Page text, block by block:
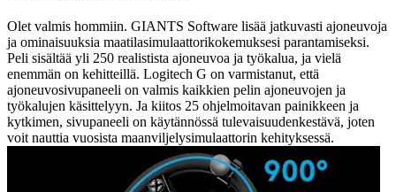
Olet valmis hommiin. GIANTS Software lisää jatkuvasti ajoneuvoja
ja ominaisuuksia maatilasimulaattorikokemuksesi parantamiseksi.
Peli sisältää yli 250 realistista ajoneuvoa ja työkalua, ja vielä
enemmän on kehitteillä. Logitech G on varmistanut, että
ajoneuvosivupaneeli on valmis kaikkien pelin ajoneuvojen ja
työkalujen käsittelyyn. Ja kiitos 25 ohjelmoitavan painikkeen ja
kytkimen, sivupaneeli on käytännössä tulevaisuudenkestävä, joten
voit nauttia vuosista maanviljelysimulaattorin kehityksessä.